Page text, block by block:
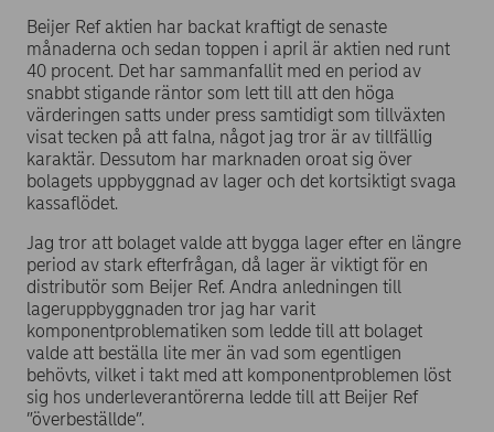
Beijer Ref aktien har backat kraftigt de senaste
månaderna och sedan toppen i april är aktien ned runt
40 procent. Det har sammanfallit med en period av
snabbt stigande räntor som lett till att den höga
värderingen satts under press samtidigt som tillväxten
visat tecken på att falna, något jag tror är av tillfällig
karaktär. Dessutom har marknaden oroat sig över
bolagets uppbyggnad av lager och det kortsiktigt svaga
kassaflödet.
Jag tror att bolaget valde att bygga lager efter en längre
period av stark efterfrågan, då lager är viktigt för en
distributör som Beijer Ref. Andra anledningen till
lageruppbyggnaden tror jag har varit
komponentproblematiken som ledde till att bolaget
valde att beställa lite mer än vad som egentligen
behövts, vilket i takt med att komponentproblemen löst
sig hos underleverantörerna ledde till att Beijer Ref
”överbeställde”.